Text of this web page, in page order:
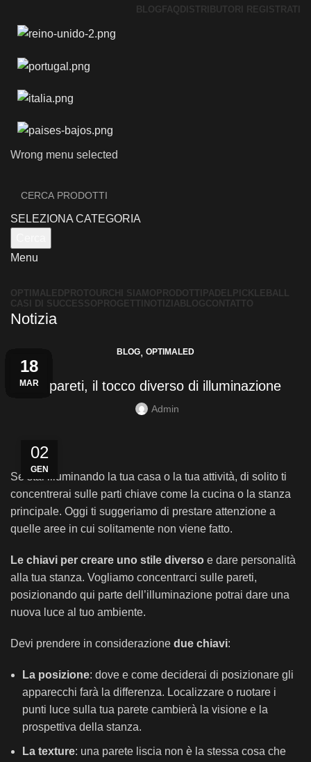
BLOG FAQ DISTRIBUTORI REGISTRATI
Wrong menu selected
SELEZIONA CATEGORIA
Menu
OPTIMALED PROTOUR CHI SIAMO PRODOTTI PADEL PICKLEBALL
CASI DI SUCCESSO PROGETTI NOTIZIA BLOGCONTATTO
Notizia
BLOG, OPTIMALED
Le pareti, il tocco diverso di illuminazione
Admin
02
GEN
Se stai illuminando la tua casa o la tua attività, di solito ti
concentrerai sulle parti chiave come la cucina o la stanza
principale. Oggi ti suggeriamo di prestare attenzione a
quelle aree in cui solitamente non viene fatto.
Le chiavi per creare uno stile diverso e dare personalità
alla tua stanza. Vogliamo concentrarci sulle pareti,
posizionando qui parte dell’illuminazione potrai dare una
nuova luce al tuo ambiente.
Devi prendere in considerazione due chiavi:
La posizione: dove e come deciderai di posizionare gli
apparecchi farà la differenza. Localizzare o ruotare i
punti luce sulla tua parete cambierà la visione e la
prospettiva della stanza.
La texture: una parete liscia non è la stessa cosa che
24
APR
04
LUG
30
SET
13
MAG
06
MAG
29
APR
22
APR
15
APR
08
APR
01
APR
25
MAR
18
MAR